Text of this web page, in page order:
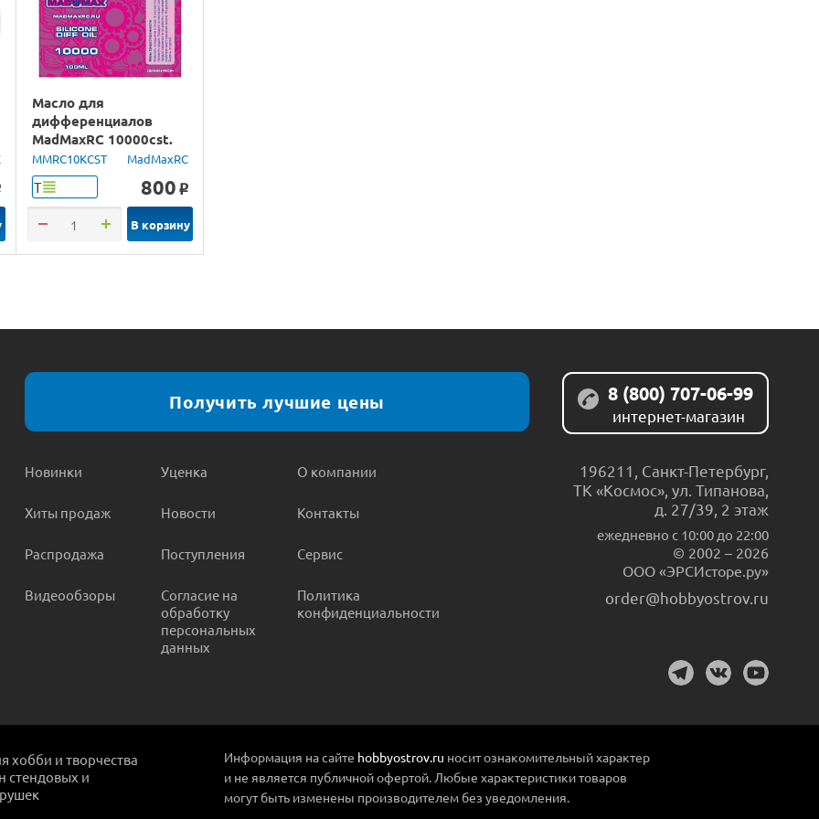
Масло для
дифференциалов
MadMaxRC 10000cst.
100ml.
MMRC10KCST MadMaxRC
Т 800 o
В корзину
Получить лучшие цены
Новинки
Хиты продаж
Распродажа
Видеообзоры
Уценка
Новости
Поступления
Согласие на
обработку
персональных
данных
О компании
Контакты
Сервис
Политика
конфиденциальности
8 (800) 707-06-99
интернет-магазин
196211 Санкт-Петербург,
ТК «Космос», ул. Типанова,
д. 27/39, 2 этаж
ежедневно c 10:00 до 22:00
© 2002 – 2026
ООО «ЭРСИсторе.ру»
order@hobbyostrov.ru
хобби и творчества
стендовых и
Информация на сайте hobbyostrov.ru носит ознакомительный характер
и не является публичной офертой. Любые характеристики товаров
могут быть изменены производителем без уведомления.